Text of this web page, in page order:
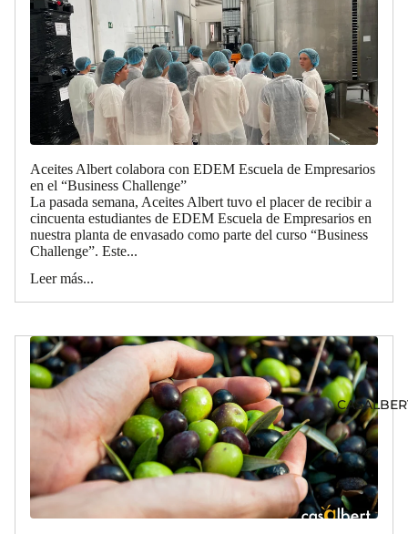
Aceites Albert colabora con EDEM Escuela de Empresarios
en el “Business Challenge”
La pasada semana, Aceites Albert tuvo el placer de recibir a
cincuenta estudiantes de EDEM Escuela de Empresarios en
nuestra planta de envasado como parte del curso “Business
Challenge”. Este...
Leer más...